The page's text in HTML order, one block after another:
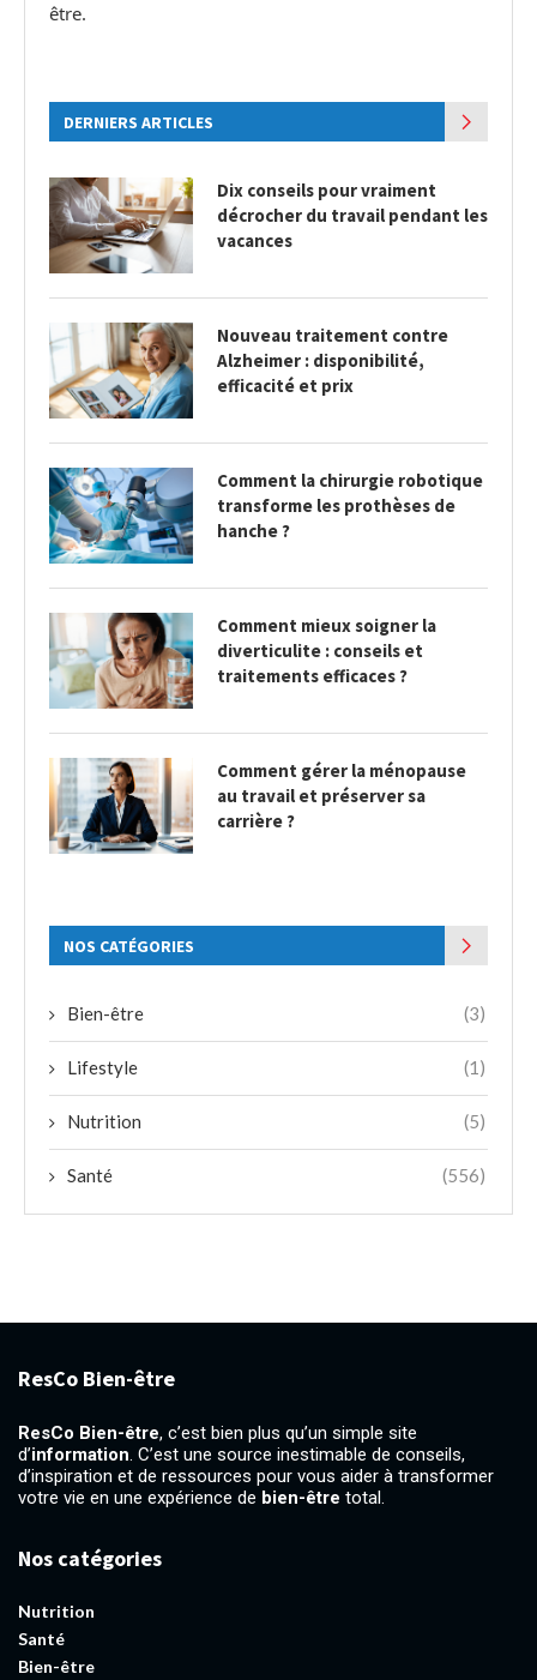
être.
DERNIERS ARTICLES
Dix conseils pour vraiment
décrocher du travail pendant les
vacances
Nouveau traitement contre
Alzheimer : disponibilité,
efficacité et prix
Comment la chirurgie robotique
transforme les prothèses de
hanche ?
Comment mieux soigner la
diverticulite : conseils et
traitements efficaces ?
Comment gérer la ménopause
au travail et préserver sa
carrière ?
NOS CATÉGORIES
Bien-être (3)
Lifestyle (1)
Nutrition (5)
Santé (556)
ResCo Bien-être
ResCo Bien-être, c’est bien plus qu’un simple site
d’information. C’est une source inestimable de conseils,
d’inspiration et de ressources pour vous aider à transformer
votre vie en une expérience de bien-être total.
Nos catégories
Nutrition
Santé
Bien-être